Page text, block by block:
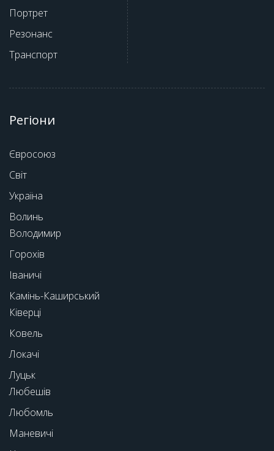
Портрет
Резонанс
Транспорт
Регіони
Євросоюз
Світ
Україна
Волинь
Володимир
Горохів
Іваничі
Камінь-Каширський
Ківерці
Ковель
Локачі
Луцьк
Любешів
Любомль
Маневичі